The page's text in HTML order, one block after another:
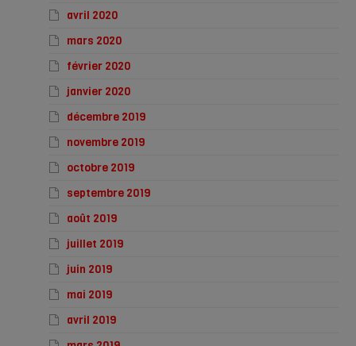
avril 2020
mars 2020
février 2020
janvier 2020
décembre 2019
novembre 2019
octobre 2019
septembre 2019
août 2019
juillet 2019
juin 2019
mai 2019
avril 2019